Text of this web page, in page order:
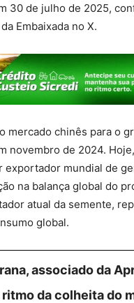
30 de julho de 2025,
Embaixada no X.
mercado chinês para o
novembro de 2024.
exportador mundial de
na balança global do
atual da semente,
global.
associado da
da colheita do